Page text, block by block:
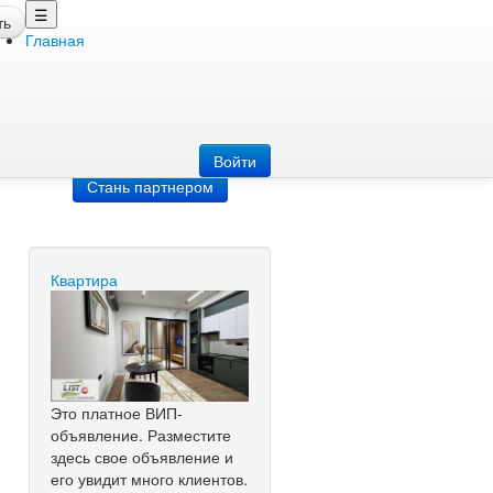
☰
Главная
Войти
Стань партнером
Квартира
Это платное ВИП-
объявление. Разместите
здесь свое объявление и
его увидит много клиентов.